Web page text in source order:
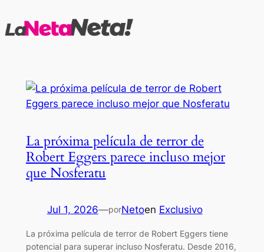
al
La próxima película de terror de
Robert Eggers parece incluso mejor
que Nosferatu
Jul 1, 2026—porNetoen Exclusivo
La próxima película de terror de Robert Eggers tiene
potencial para superar incluso Nosferatu. Desde 2016,